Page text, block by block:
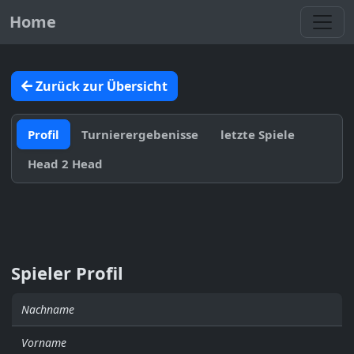
Home
Zurück zur Übersicht
Profil Turnierergebenisse
letzte Spiele
Head 2 Head
Spieler Profil
Nachname
Vorname